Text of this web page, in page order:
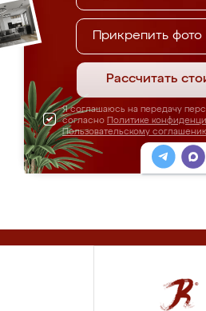
Прикрепить фото
Рассчитать
Я соглашаюсь на передачу
согласно Политике
Пользовательскому